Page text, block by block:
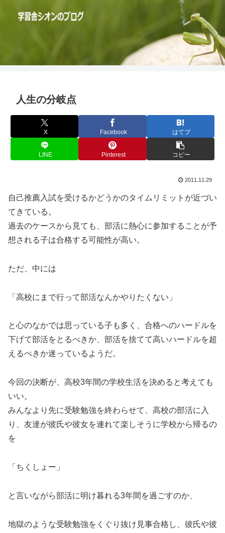
人生の分岐点
X Facebook はてブ
LINE Pinterest コピー
2011.11.29
自己推薦入試を受けるかどうかのタイムリミットが近づい
てきている。
過去のケースから見ても、部活に熱心に参加することが予
想される子は合格する可能性が高い。
ただ、中には
「高校にまで行って部活なんかやりたくない」
と心のなかでは思っている子も多く、合格へのハードルを
下げて部活をとるべきか、部活を捨てて高いハードルを超
えるべきか迷っているようだ。
今回の決断が、高校3年間の学校生活を決めると考えても
いい。
みんなより先に受験勉強を終わらせて、高校の部活に入
り、友達が彼氏や彼女を連れて楽しそうに学校から帰るの
を
「ちくしょー」
と言いながら部活に明け暮れる3年間を過ごすのか、
地獄のような受験勉強をくぐり抜け見事合格し、彼氏や彼